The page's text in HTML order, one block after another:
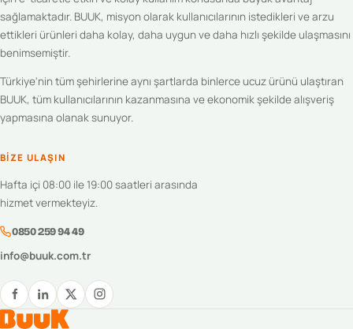
sağlamaktadır. BUUK, misyon olarak kullanıcılarının istedikleri ve arzu
ettikleri ürünleri daha kolay, daha uygun ve daha hızlı şekilde ulaşmasını
benimsemiştir.
Türkiye'nin tüm şehirlerine aynı şartlarda binlerce ucuz ürünü ulaştıran
BUUK, tüm kullanıcılarının kazanmasına ve ekonomik şekilde alışveriş
yapmasına olanak sunuyor.
BIZE ULAŞIN
Hafta içi 08:00 ile 19:00 saatleri arasında
hizmet vermekteyiz.
0850 259 94 49
info@buuk.com.tr